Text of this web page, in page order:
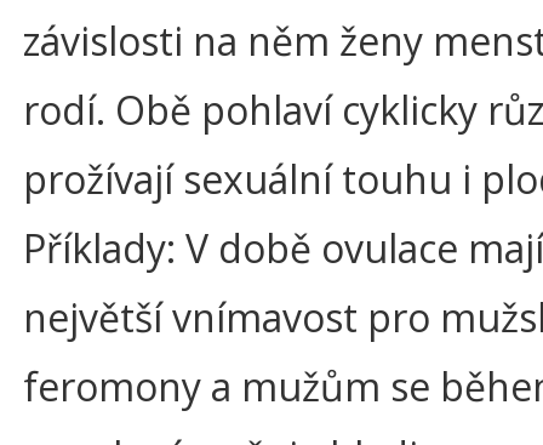
závislosti na něm ženy
rodí. Obě pohlaví cyklicky
prožívají sexuální touhu i
Příklady: V době ovulace
největší vnímavost pro
feromony a mužům se